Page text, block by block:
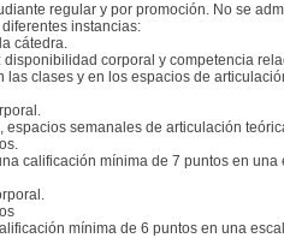
regular y por promoción. No se
instancias:
cátedra.
corporal y competencia
las clases y en los espacios de
semanales de articulación
calificación mínima de 7 puntos en una
mínima de 6 puntos en una